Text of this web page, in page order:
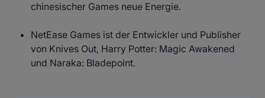
chinesischer Games neue Energie.
NetEase Games ist der Entwickler und Publisher
von Knives Out, Harry Potter: Magic Awakened
und Naraka: Bladepoint.